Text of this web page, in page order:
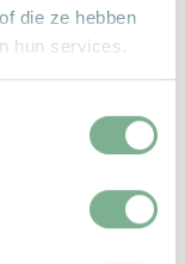
die ze hebben
hun services.